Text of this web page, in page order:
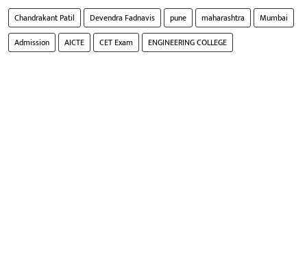
Chandrakant Patil Devendra Fadnavis pune maharashtra
Mumbai
Admission
AICTE CET Exam ENGINEERING COLLEGE